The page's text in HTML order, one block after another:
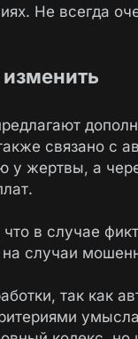
Не всегда
связано с
у жертвы, а
что в случае
на случаи
так как